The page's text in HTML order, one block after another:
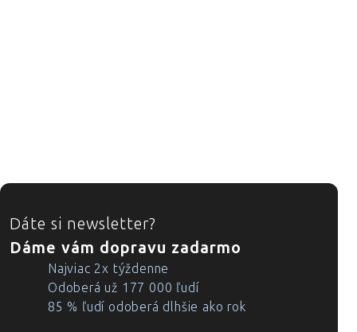
ZÁPÄTIE
Dáte si newsletter?
Dáme vám dopravu zadarmo
Najviac 2x týždenne
Odoberá už 177 000 ľudí
85 % ľudí odoberá dlhšie ako rok